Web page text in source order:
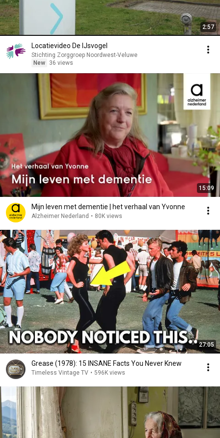
2:57
Locatievideo De IJsvogel
Stichting Zorggroep Noordwest-Veluwe
New
36 views
15:09
Mijn leven met dementie | het verhaal van Yvonne
Alzheimer Nederland • 80K views
27:05
Grease (1978): 15 INSANE Facts You Never Knew
Timeless Vintage TV • 596K views